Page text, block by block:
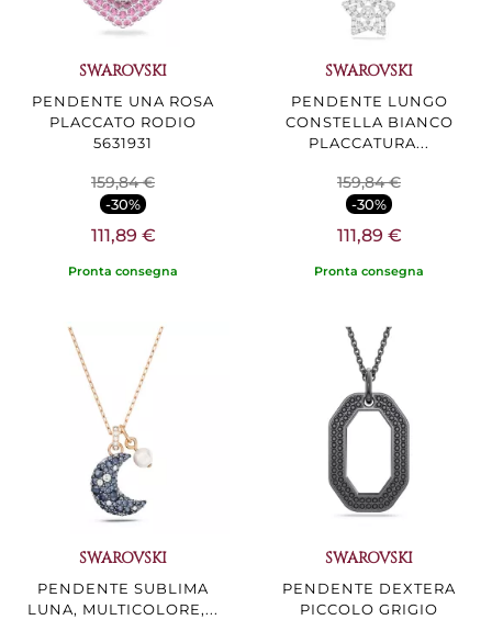
SWAROVSKI
PENDENTE UNA ROSA
PLACCATO RODIO
5631931
159,84 €
-30%
111,89 €
Pronta consegna
SWAROVSKI
PENDENTE LUNGO
CONSTELLA BIANCO
PLACCATURA...
159,84 €
-30%
111,89 €
Pronta consegna
SWAROVSKI
PENDENTE SUBLIMA
LUNA, MULTICOLORE,...
SWAROVSKI
PENDENTE DEXTERA
PICCOLO GRIGIO